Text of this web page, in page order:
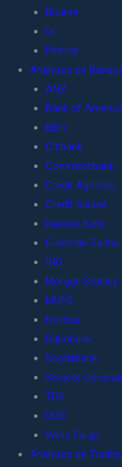
Bourse
Or
Pétrole
Analyses de
ANZ
Bank of America
BBH
Citibank
Commerzbank
Crédit Agricole
Crédit Suisse
Danske Bank
Goldman Sachs
ING
Morgan Stanley
MUFG
Nordea
Rabobank
Scotiabank
Société
TDS
UOB
Wells Fargo
Analyses de